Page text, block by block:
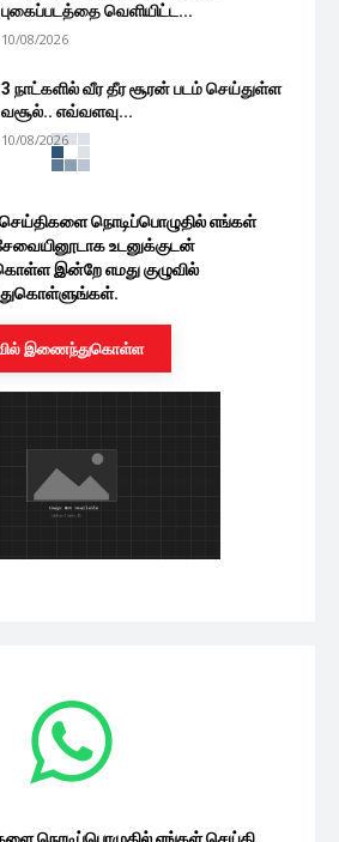
புகைப்படத்தை வெளியிட்ட...
10/08/2026
3 நாட்களில் வீர தீர சூரன் படம் செய்துள்ள
வசூல்.. எவ்வளவு...
10/08/2026
நடிகை ஷிவானி நாராயணன் அழகிய
போட்டோஷூட்
10/08/2026
தொகுப்பாளராக மாறிய வெங்கடேஷ் பட்..
‘வழித்துணையே’ பாடகி சஞ்சனா
நடிகை மாளவிகா மோகனன் வேற லெவல்
கவர்ச்சி புகைப்படங்கள்!
10/08/2026
இளையராஜா பாராட்டவே மாட்டார்.. பாடகி
ஜென்சி 1st Interview
10/08/2026
பேஷன் ஷோவுக்கு செம கிளாமராக வந்த